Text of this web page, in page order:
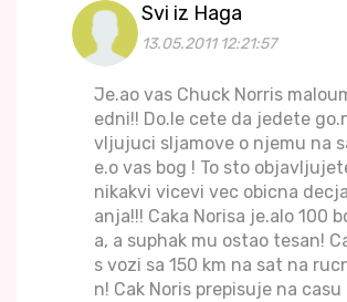
Svi iz Haga
13.05.2011 12:21:57
Je.ao vas Chuck Norris
edni!! Do.le cete da jedete
vljujuci sljamove o njemu na
e.o vas bog ! To sto
nikakvi vicevi vec obicna
anja!!! Caka Norisa je.alo 100
a, a suphak mu ostao tesan!
s vozi sa 150 km na sat na
n! Cak Noris prepisuje na casu